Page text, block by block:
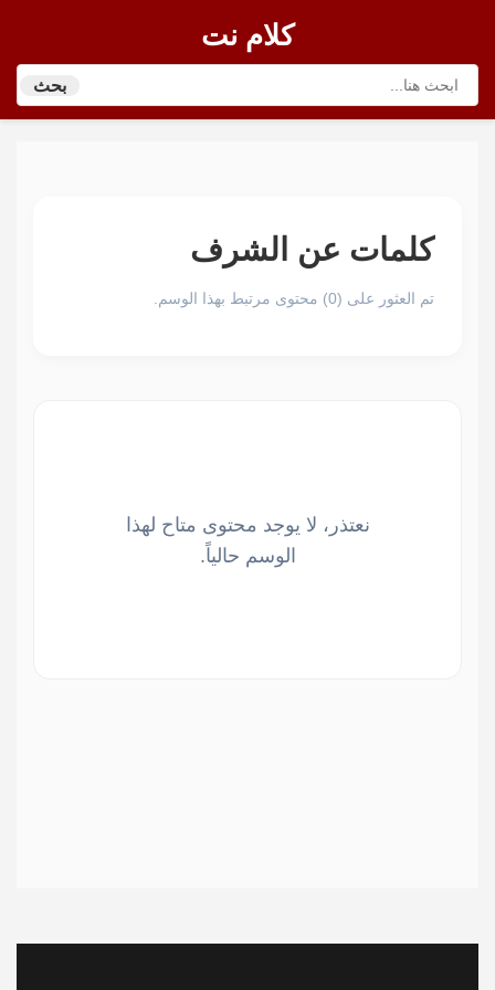
كلام نت
بحث
كلمات عن الشرف
تم العثور على (0) محتوى مرتبط بهذا الوسم.
نعتذر، لا يوجد محتوى متاح لهذا
الوسم حالياً.